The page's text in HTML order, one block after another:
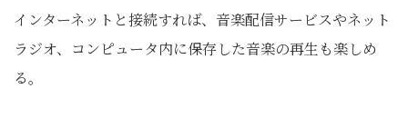
インターネットと接続すれば、音楽配信サービスやネット
ラジオ、コンピュータ内に保存した音楽の再生も楽しめ
る。